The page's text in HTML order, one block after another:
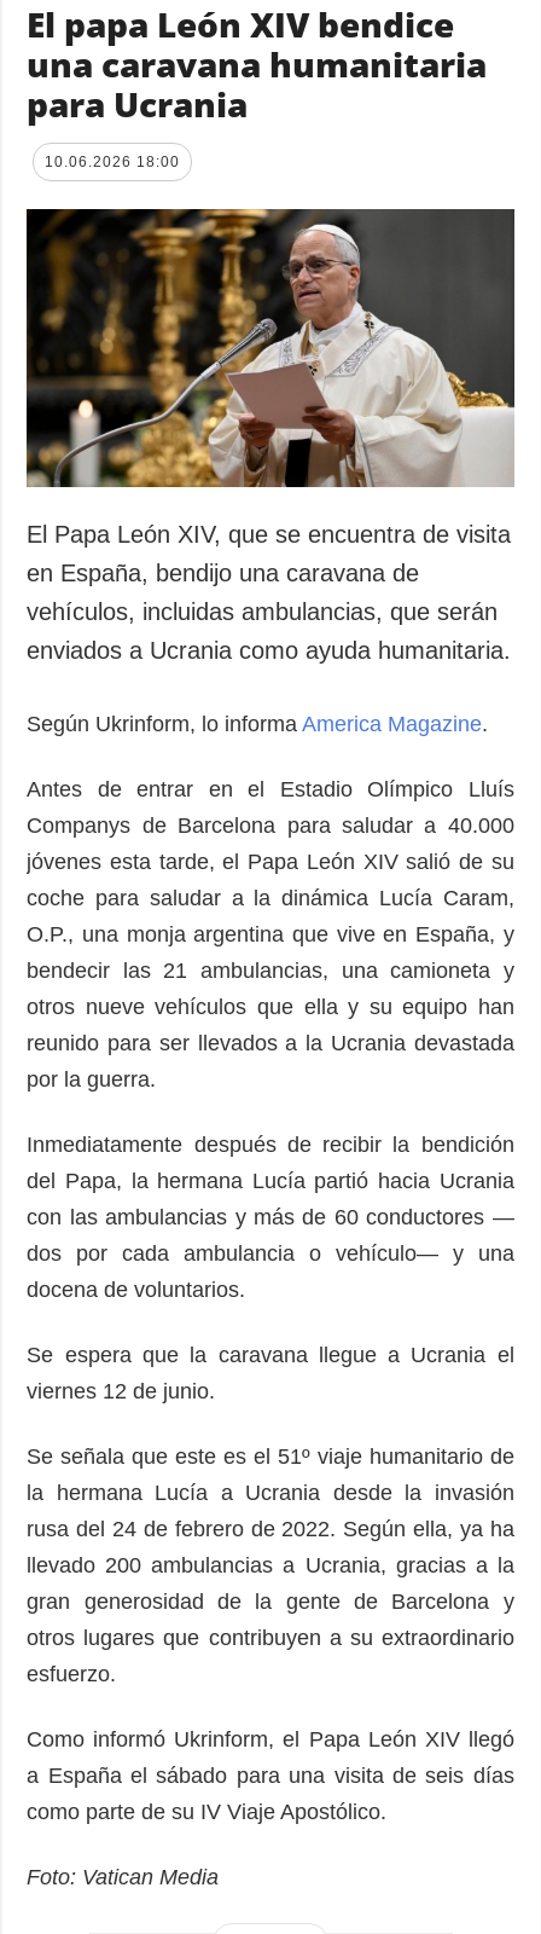
El papa León XIV bendice
una caravana humanitaria
para Ucrania
10.06.2026 18:00
El Papa León XIV, que se encuentra de visita
en España, bendijo una caravana de
vehículos, incluidas ambulancias, que serán
enviados a Ucrania como ayuda humanitaria.
Según Ukrinform, lo informaAmerica Magazine.
Antes de entrar en el Estadio Olímpico Lluís
Companys de Barcelona para saludar a 40.000
jóvenes esta tarde, el Papa León XIV salió de su
coche para saludar a la dinámica Lucía Caram,
O.P., una monja argentina que vive en España, y
bendecir las 21 ambulancias, una camioneta y
otros nueve vehículos que ella y su equipo han
reunido para ser llevados a la Ucrania devastada
por la guerra.
Inmediatamente después de recibir la bendición
del Papa, la hermana Lucía partió hacia Ucrania
con las ambulancias y más de 60 conductores —
dos por cada ambulancia o vehículo— y una
docena de voluntarios.
Se espera que la caravana llegue a Ucrania el
viernes 12 de junio.
Se señala que este es el 51º viaje humanitario de
la hermana Lucía a Ucrania desde la invasión
rusa del 24 de febrero de 2022. Según ella, ya ha
llevado 200 ambulancias a Ucrania, gracias a la
gran generosidad de la gente de Barcelona y
otros lugares que contribuyen a su extraordinario
esfuerzo.
Como informó Ukrinform, el Papa León XIV llegó
a España el sábado para una visita de seis días
como parte de su IV Viaje Apostólico.
Foto: Vatican Media